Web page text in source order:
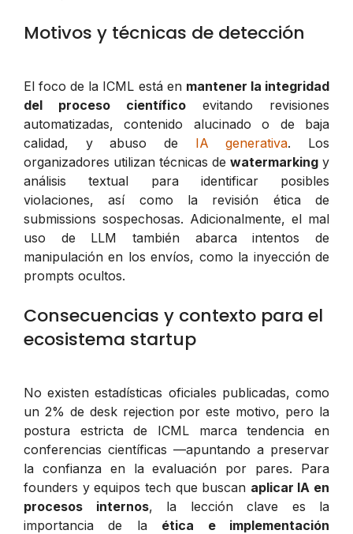
Motivos y técnicas de detección
El foco de la ICML está en mantener la integridad
del proceso científico evitando revisiones
automatizadas, contenido alucinado o de baja
calidad, y abuso de IA generativa. Los
organizadores utilizan técnicas de watermarking y
análisis textual para identificar posibles
violaciones, así como la revisión ética de
submissions sospechosas. Adicionalmente, el mal
uso de LLM también abarca intentos de
manipulación en los envíos, como la inyección de
prompts ocultos.
Consecuencias y contexto para el
ecosistema startup
No existen estadísticas oficiales publicadas, como
un 2% de desk rejection por este motivo, pero la
postura estricta de ICML marca tendencia en
conferencias científicas —apuntando a preservar
la confianza en la evaluación por pares. Para
founders y equipos tech que buscan aplicar IA en
procesos internos, la lección clave es la
importancia de la ética e implementación